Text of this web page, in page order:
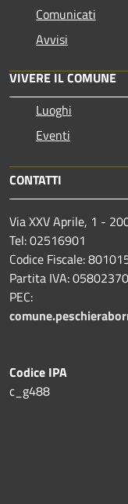
Comunicati
Avvisi
VIVERE IL COMUNE
Luoghi
Eventi
CONTATTI
Via XXV Aprile, 1 -
Tel: 02516901
Codice Fiscale:
Partita IVA:
PEC:
Codice IPA
c_g488